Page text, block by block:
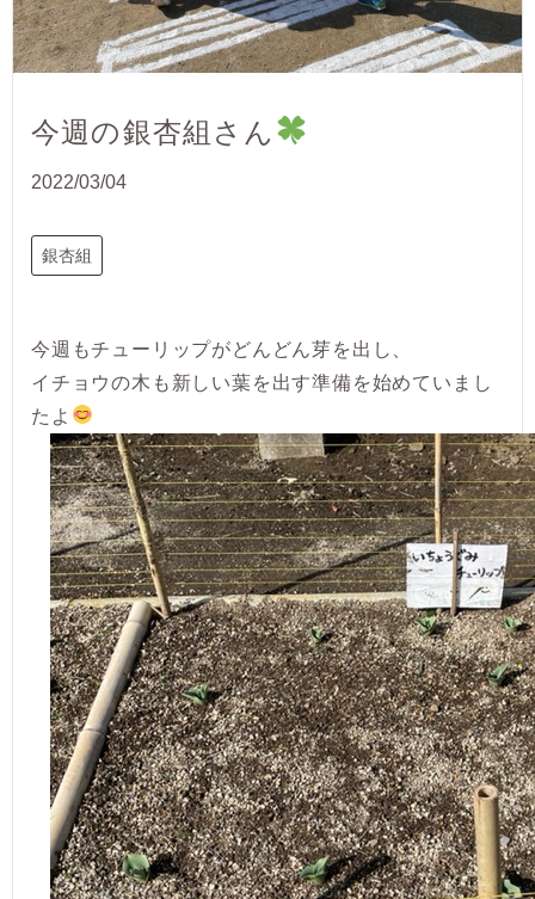
今週の銀杏組さん
2022/03/04
銀杏組
今週もチューリップがどんどん芽を出し、
イチョウの木も新しい葉を出す準備を始めていまし
たよ